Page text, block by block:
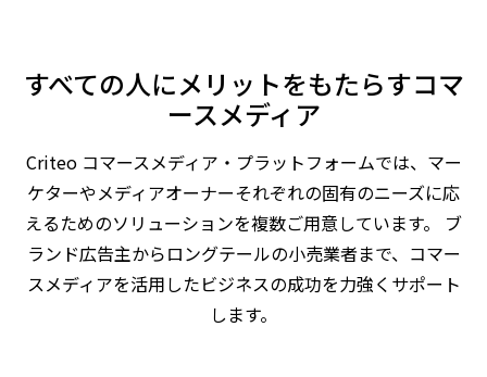
すべての人にメリットをもたらすコマ
ースメディア
Criteo コマースメディア・プラットフォームでは、マー
ケターやメディアオーナーそれぞれの固有のニーズに応
えるためのソリューションを複数ご用意しています。 ブ
ランド広告主からロングテールの小売業者まで、コマー
スメディアを活用したビジネスの成功を力強くサポート
します。